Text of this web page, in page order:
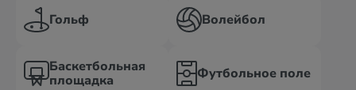
Гольф Волейбол
Баскетбольная
площадка
Футбольное поле